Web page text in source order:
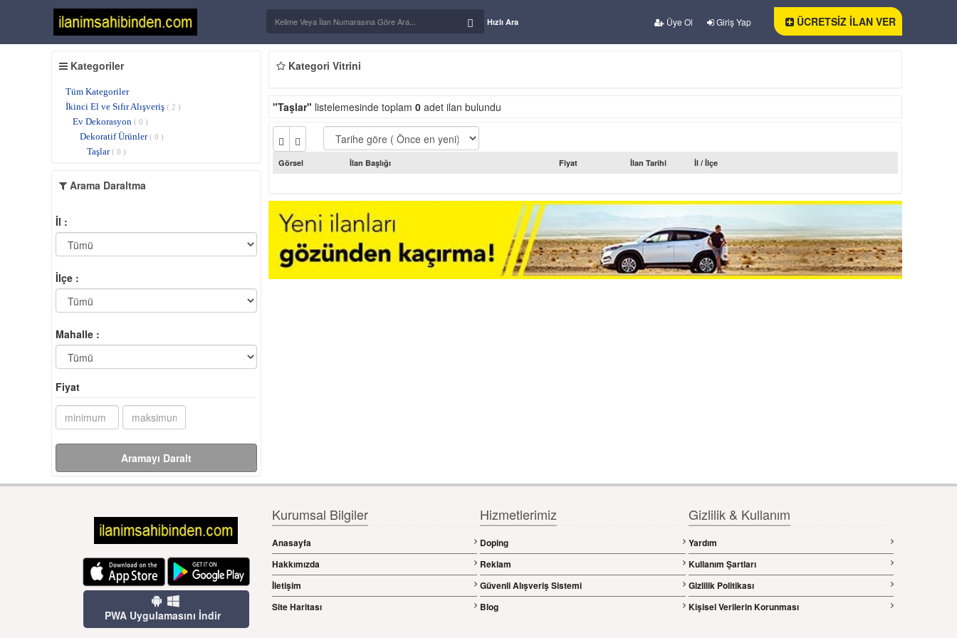
Üye Ol Giriş Yap
Hızlı Ara ÜCRETSİZ İLAN VER
Kategoriler
Tüm Kategoriler
İkinci El ve Sıfır Alışveriş ( 2 )
Ev Dekorasyon ( 0 )
Dekoratif Ürünler( 0 )
Taşlar( 0 )
Arama Daraltma
İl :
İlçe :
Mahalle :
Fiyat
Aramayı Daralt
Kategori Vitrini
"Taşlar" listelemesinde toplam 0 adet ilan bulundu
Görsel İlan Başlığı Fiyat İlan Tarihi İl / İlçe
PWA Uygulamasını İndir
Kurumsal Bilgiler
Anasayfa
Hakkımızda
İletişim
Site Haritası
Hizmetlerimiz
Doping
Reklam
Güvenli Alışveriş Sistemi
Blog
Gizlilik & Kullanım
Yardım
Kullanım Şartları
Gizlilik Politikası
Kişisel Verilerin Korunması